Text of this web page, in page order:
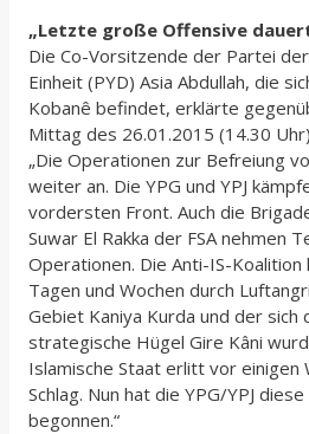
„Letzte große Offensive
Die Co-Vorsitzende der Partei
Einheit (PYD) Asia Abdullah, die
Kobanê befindet, erklärte
Mittag des 26.01.2015 (14.30
„Die Operationen zur Befreiung
weiter an. Die YPG und YPJ
vordersten Front. Auch die
Suwar El Rakka der FSA nehmen
Operationen. Die Anti-IS-
Tagen und Wochen durch
Gebiet Kaniya Kurda und der
strategische Hügel Gire Kâni
Islamische Staat erlitt vor einigen
Schlag. Nun hat die YPG/YPJ
begonnen.“